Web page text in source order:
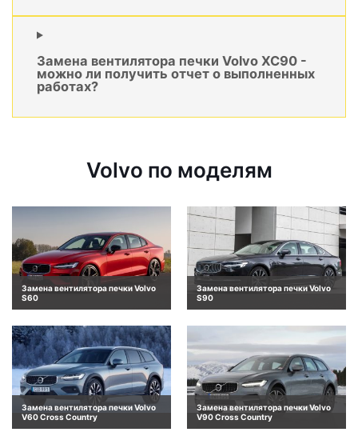
Замена вентилятора печки Volvo XC90 -
можно ли получить отчет о выполненных
работах?
Volvo по моделям
Замена вентилятора печки Volvo
S60
Замена вентилятора печки Volvo
S90
Замена вентилятора печки Volvo
V60 Cross Country
Замена вентилятора печки Volvo
V90 Cross Country